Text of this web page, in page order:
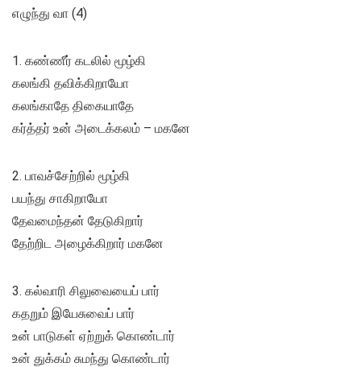
எழுந்து வா (4)
1. கண்ணீர் கடலில் மூழ்கி
கலங்கி தவிக்கிறாயோ
கலங்காதே திகையாதே
கர்த்தர் உன் அடைக்கலம் – மகனே
2. பாவச்சேற்றில் மூழ்கி
பயந்து சாகிறாயோ
தேவமைந்தன் தேடுகிறார்
தேற்றிட அழைக்கிறார் மகனே
3. கல்வாரி சிலுவையைப் பார்
கதறும் இயேசுவைப் பார்
உன் பாடுகள் ஏற்றுக் கொண்டார்
உன் துக்கம் சுமந்து கொண்டார்